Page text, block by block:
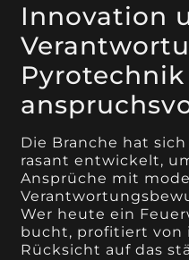
Innovation
Die Branche hat
rasant entwickelt,
Ansprüche mit
Wer heute ein
bucht, profitiert von
Rücksicht auf das